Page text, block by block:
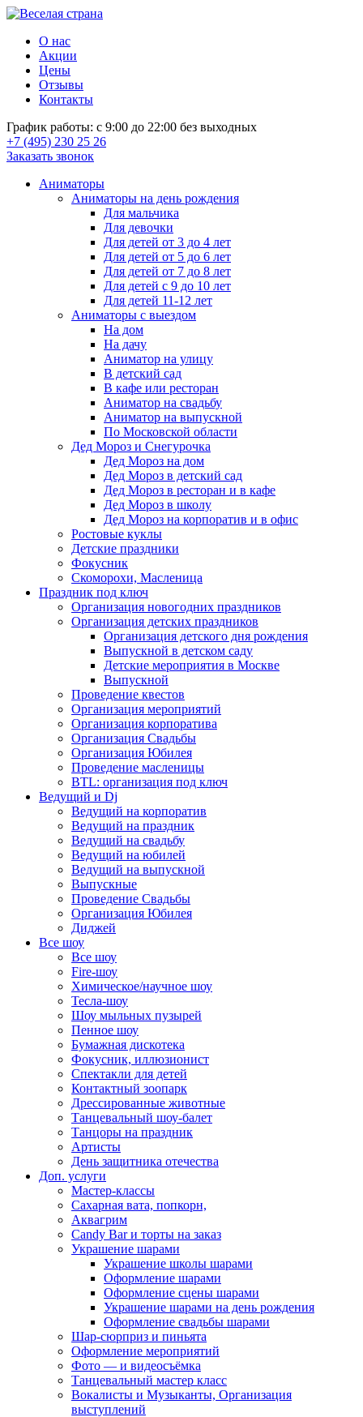
О нас
Акции
Цены
Отзывы
Контакты
График работы: с 9:00 до 22:00 без выходных
+7 (495) 230 25 26
Заказать звонок
Аниматоры
Аниматоры на день рождения
Для мальчика
Для девочки
Для детей от 3 до 4 лет
Для детей от 5 до 6 лет
Для детей от 7 до 8 лет
Для детей с 9 до 10 лет
Для детей 11-12 лет
Аниматоры с выездом
На дом
На дачу
Аниматор на улицу
В детский сад
В кафе или ресторан
Аниматор на свадьбу
Аниматор на выпускной
По Московской области
Дед Мороз и Снегурочка
Дед Мороз на дом
Дед Мороз в детский сад
Дед Мороз в ресторан и в кафе
Дед Мороз в школу
Дед Мороз на корпоратив и в офис
Ростовые куклы
Детские праздники
Фокусник
Скоморохи, Масленица
Праздник под ключ
Организация новогодних праздников
Организация детских праздников
Организация детского дня рождения
Выпускной в детском саду
Детские мероприятия в Москве
Выпускной
Проведение квестов
Организация мероприятий
Организация корпоратива
Организация Свадьбы
Организация Юбилея
Проведение масленицы
BTL: организация под ключ
Ведущий и Dj
Ведущий на корпоратив
Ведущий на праздник
Ведущий на свадьбу
Ведущий на юбилей
Ведущий на выпускной
Выпускные
Проведение Свадьбы
Организация Юбилея
Диджей
Все шоу
Все шоу
Fire-шоу
Химическое/научное шоу
Тесла-шоу
Шоу мыльных пузырей
Пенное шоу
Бумажная дискотека
Фокусник, иллюзионист
Спектакли для детей
Контактный зоопарк
Дрессированные животные
Танцевальный шоу-балет
Танцоры на праздник
Артисты
День защитника отечества
Доп. услуги
Мастер-классы
Сахарная вата, попкорн,
Аквагрим
Candy Bar и торты на заказ
Украшение шарами
Украшение школы шарами
Оформление шарами
Оформление сцены шарами
Украшение шарами на день рождения
Оформление свадьбы шарами
Шар-сюрприз и пиньята
Оформление мероприятий
Фото — и видеосъёмка
Танцевальный мастер класс
Вокалисты и Музыканты, Организация
выступлений